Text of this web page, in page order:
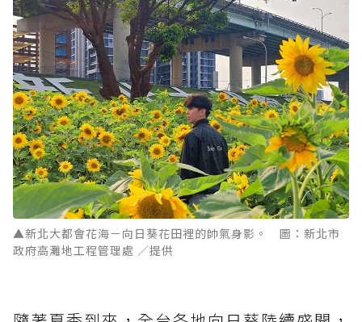
▲新北大都會花海－向日葵花田裡的帥氣身影。 圖：新北市
政府高灘地工程管理處 ／提供